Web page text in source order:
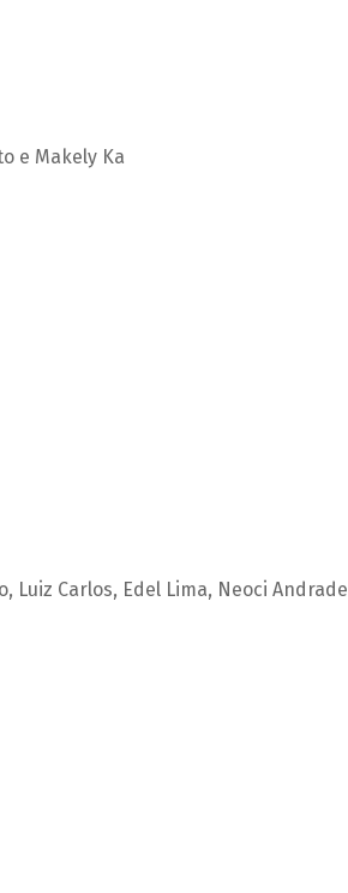
e Makely Ka
Luiz Carlos, Edel Lima, Neoci Andrade